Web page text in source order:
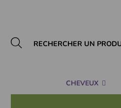
CHEVEUX